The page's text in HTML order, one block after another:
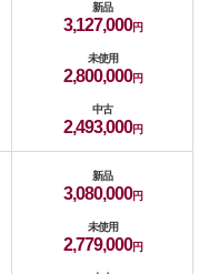
新品
3,127,000
未使用
2,800,000
中古
2,493,000
新品
3,080,000
未使用
2,779,000